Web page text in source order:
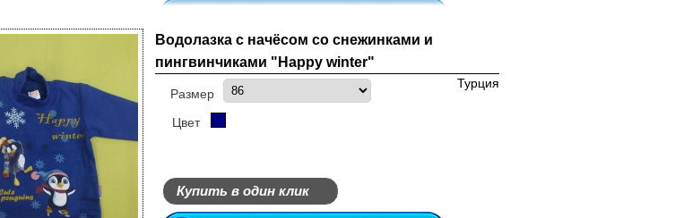
Водолазка с начёсом со снежинками и
пингвинчиками "Happy winter"
Турция
Купить в один клик
Размер
Цвет